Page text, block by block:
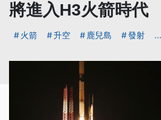
將進入H3火箭時代
火箭 升空 鹿兒島 發射 ...